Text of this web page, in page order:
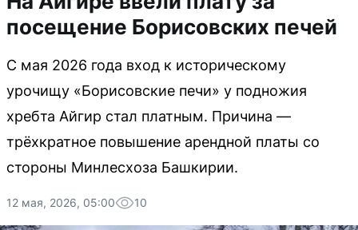
посещение Борисовских печей
С мая 2026 года вход к историческому
урочищу «Борисовские печи» у подножия
хребта Айгир стал платным. Причина —
трёхкратное повышение арендной платы со
стороны Минлесхоза Башкирии.
12 мая, 2026, 05:00 10